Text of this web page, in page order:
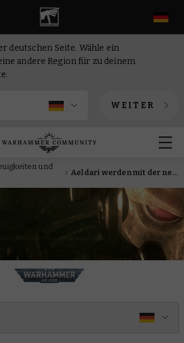
deutschen Seite. Wähle ein
andere Region für zu deinem
WEITER
und
Aeldari werden mit der neuen Armeeregel Kampftrance zu Meistern der Manövrierfähigkeit